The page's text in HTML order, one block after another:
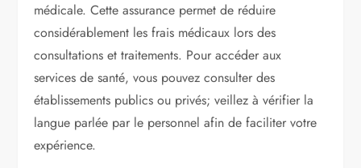
médicale. Cette assurance permet de réduire
considérablement les frais médicaux lors des
consultations et traitements. Pour accéder aux
services de santé, vous pouvez consulter des
établissements publics ou privés; veillez à vérifier la
langue parlée par le personnel afin de faciliter votre
expérience.